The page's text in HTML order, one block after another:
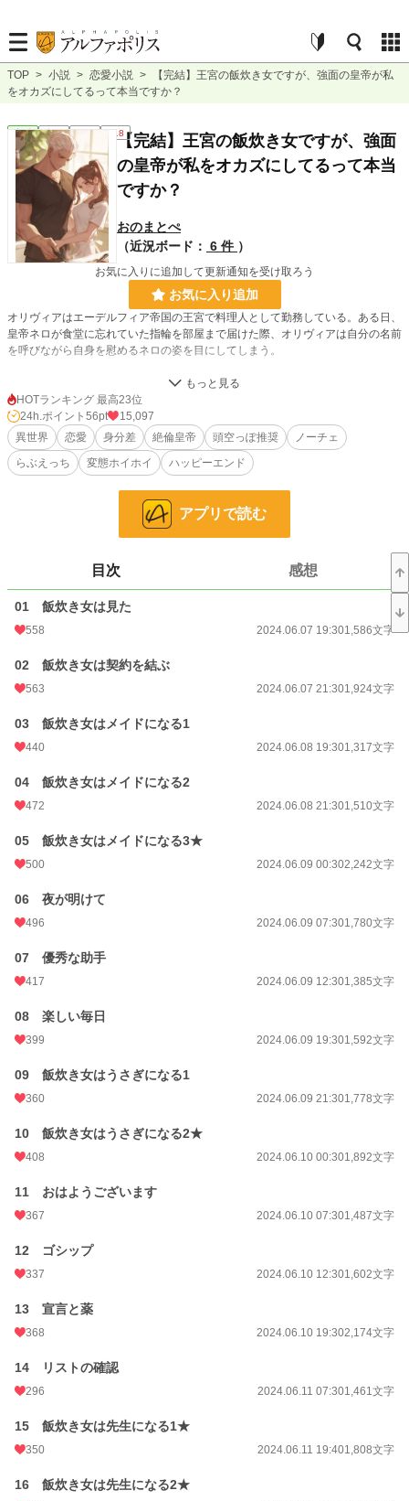
TOP > 小説 > 恋愛小説 >
【完結】王宮の飯炊き女ですが、強面の皇帝が私
をオカズにしてるって本当ですか？
恋愛 完結 長編 R18【完結】王宮の飯炊き女ですが、強面
の皇帝が私をオカズにしてるって本当
ですか？
おのまとぺ
（近況ボード： 6 件 ）
お気に入りに追加して更新通知を受け取ろう
お気に入り追加
オリヴィアはエーデルフィア帝国の王宮で料理人として勤務している。ある日、
皇帝ネロが食堂に忘れていた指輪を部屋まで届けた際、オリヴィアは自分の名前
を呼びながら自身を慰めるネロの姿を目にしてしまう。
オリヴィアに目撃されたことに気付いたネロは、彼のプライベートな時間を手伝
ってほしいと申し出てきて…
◇飯炊き女が皇帝の夜をサポートする話
◇皇帝はちょっと（かなり）特殊な性癖を持ちます
◇表紙はAI出力。他サイトにも掲載しています
15,120 位 / 228,793 件
6,633 位 / 66,373 件
お気に入り 1,034
24h.ポイント
文字数 74,406
初回公開日時 2024.06.07 19:30
年間ポイント
累計ポイント
HOTランキング 最高23位
24h.ポイント 56pt
15,097
異世界
恋愛 身分差 絶倫皇帝 頭空っぽ推奨
ノーチェ
らぶえっち
変態ホイホイ ハッピーエンド
アプリで読む
目次 感想
01 飯炊き女は見た
558 2024.06.07 19:301,586文字
02 飯炊き女は契約を結ぶ
563 2024.06.07 21:301,924文字
03 飯炊き女はメイドになる1
440 2024.06.08 19:301,317文字
04 飯炊き女はメイドになる2
472 2024.06.08 21:301,510文字
05 飯炊き女はメイドになる3★
500 2024.06.09 00:302,242文字
06 夜が明けて
496 2024.06.09 07:301,780文字
07 優秀な助手
417 2024.06.09 12:301,385文字
08 楽しい毎日
399 2024.06.09 19:301,592文字
09 飯炊き女はうさぎになる1
360 2024.06.09 21:301,778文字
10 飯炊き女はうさぎになる2★
408 2024.06.10 00:301,892文字
11 おはようございます
367 2024.06.10 07:301,487文字
12 ゴシップ
337 2024.06.10 12:301,602文字
13 宣言と薬
368 2024.06.10 19:302,174文字
14 リストの確認
296 2024.06.11 07:301,461文字
15 飯炊き女は先生になる1★
350 2024.06.11 19:401,808文字
16 飯炊き女は先生になる2★